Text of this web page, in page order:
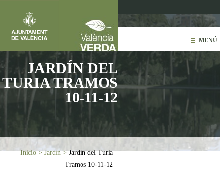
MENÚ
JARDÍN DEL
TURIA TRAMOS
10-11-12
Usted está aquí
Inicio > Jardín > Jardín del Turia
Tramos 10-11-12